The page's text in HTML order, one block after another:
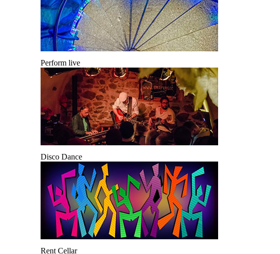
Perform live
Disco Dance
Rent Cellar